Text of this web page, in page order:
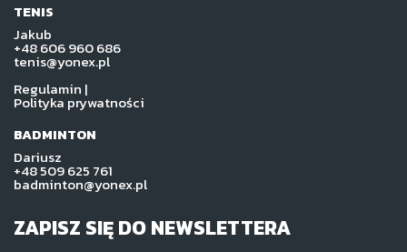
TENIS
Jakub
+48 606 960 686
tenis@yonex.pl
Regulamin |
Polityka prywatności
BADMINTON
Dariusz
+48 509 625 761
badminton@yonex.pl
ZAPISZ SIĘ DO NEWSLETTERA